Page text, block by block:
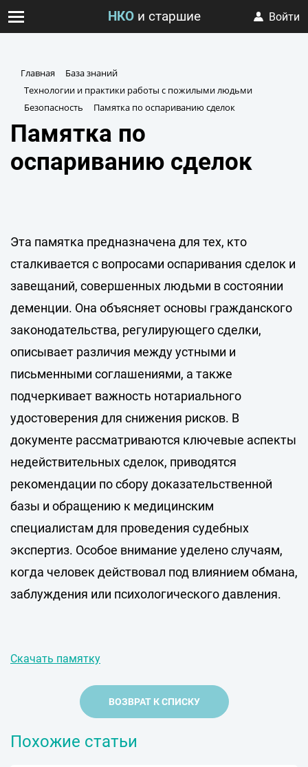
НКОи старшие Войти
Главная
База знаний
Технологии и практики работы с пожилыми людьми
Безопасность
Памятка по оспариванию сделок
Памятка по
оспариванию сделок
Эта памятка предназначена для тех, кто
сталкивается с вопросами оспаривания сделок и
завещаний, совершенных людьми в состоянии
деменции. Она объясняет основы гражданского
законодательства, регулирующего сделки,
описывает различия между устными и
письменными соглашениями, а также
подчеркивает важность нотариального
удостоверения для снижения рисков. В
документе рассматриваются ключевые аспекты
недействительных сделок, приводятся
рекомендации по сбору доказательственной
базы и обращению к медицинским
специалистам для проведения судебных
экспертиз. Особое внимание уделено случаям,
когда человек действовал под влиянием обмана,
заблуждения или психологического давления.
Скачать памятку
ВОЗВРАТ К СПИСКУ
Похожие статьи